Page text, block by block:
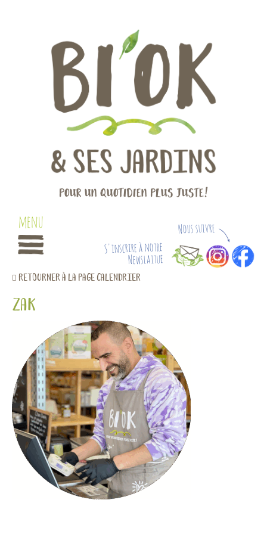
Pour un quotidien plus juste!
Nous suivre
S'inscrire à notre
Newslaitue
retourner à la page calendrier
zak